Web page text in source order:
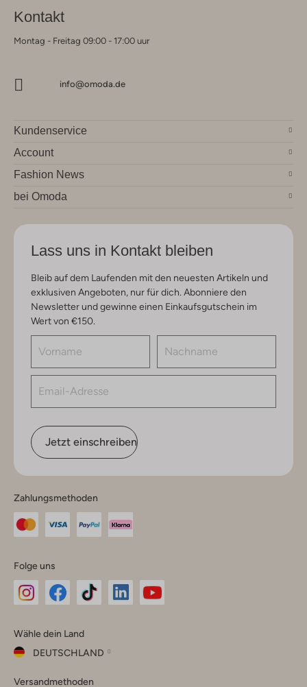
Kontakt
Montag - Freitag 09:00 - 17:00 uur
info@omoda.de
Kundenservice
Account
Fashion News
bei Omoda
Lass uns in Kontakt bleiben
Bleib auf dem Laufenden mit den neuesten Artikeln und
exklusiven Angeboten, nur für dich. Abonniere den
Newsletter und gewinne einen Einkaufsgutschein im
Wert von €150.
Jetzt einschreiben
Zahlungsmethoden
Folge uns
Instagram
Facebook
TikTok
Wähle dein Land
DEUTSCHLAND
dein
Versandmethoden